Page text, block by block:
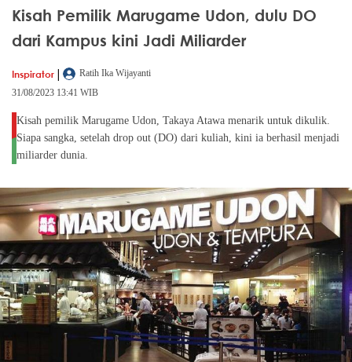
Kisah Pemilik Marugame Udon, dulu DO
dari Kampus kini Jadi Miliarder
Inspirator |
Ratih Ika Wijayanti
31/08/2023 13:41 WIB
Kisah pemilik Marugame Udon, Takaya Atawa menarik untuk dikulik.
Siapa sangka, setelah drop out (DO) dari kuliah, kini ia berhasil menjadi
miliarder dunia.